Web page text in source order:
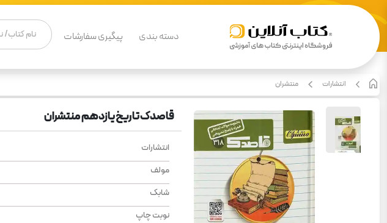
دسته بندی پیگیری سفارشات
انتشارات منتشران
قاصدک تاریخ یازدهم منتشران
انتشارات
مولف
شابک
نوبت چاپ